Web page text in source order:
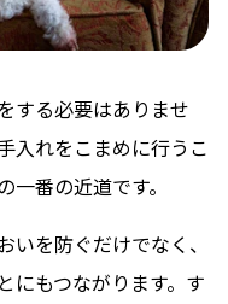
する必要はありませ
入れをこまめに行うこ
番の近道です。
を防ぐだけでなく、
にもつながります。す